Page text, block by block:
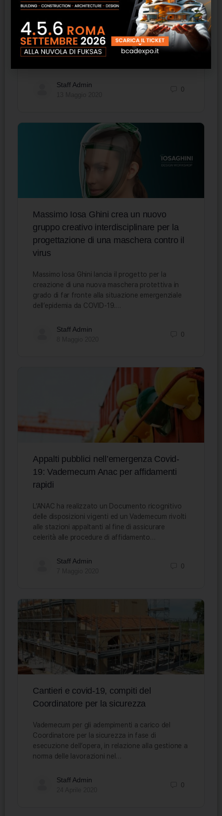
Domenica 3 maggio, il tricolore ha illuminato la
storica sede di Snaidero a Majano (Udine).
L’iconico palazzo Snaidero, disegnato
dall’architetto Mangiarotti negli anni Settanta,
Staff Admin
0
Massimo Iosa Ghini crea un nuovo
gruppo creativo interdisciplinare per la
progettazione di una maschera contro il
virus
Massimo Iosa Ghini lancia il progetto per la
creazione di una nuova maschera protettiva in
grado di far fronte alla situazione emergenziale
dell’epidemia da COVID-19.…
Staff Admin
0
Appalti pubblici nell’emergenza Covid-
19: Vademecum Anac per affidamenti
rapidi
L’ANAC ha realizzato un Documento ricognitivo
delle disposizioni vigenti ed un Vademecum rivolti
alle stazioni appaltanti al fine di assicurare
celerità alle procedure di affidamento…
Staff Admin
0
Cantieri e covid-19, compiti del
Coordinatore per la sicurezza
Vademecum per gli adempimenti a carico del
Coordinatore per la sicurezza in fase di
esecuzione dell’opera, in relazione alla gestione a
norma delle lavorazioni nel…
Staff Admin
0